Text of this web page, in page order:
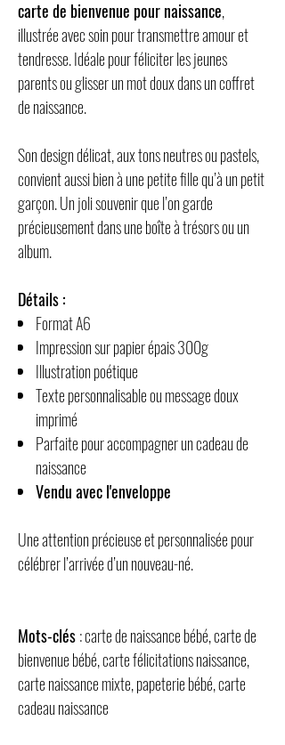
carte de bienvenue pour naissance,
illustrée avec soin pour transmettre amour et
tendresse. Idéale pour féliciter les jeunes
parents ou glisser un mot doux dans un coffret
de naissance.
Son design délicat, aux tons neutres ou pastels,
convient aussi bien à une petite fille qu’à un petit
garçon. Un joli souvenir que l’on garde
précieusement dans une boîte à trésors ou un
album.
Détails :
Format A6
Impression sur papier épais 300g
Illustration poétique
Texte personnalisable ou message doux
imprimé
Parfaite pour accompagner un cadeau de
naissance
Vendu avec l'enveloppe
Une attention précieuse et personnalisée pour
célébrer l’arrivée d’un nouveau-né.
Mots-clés: carte de naissance bébé, carte de
bienvenue bébé, carte félicitations naissance,
carte naissance mixte, papeterie bébé, carte
cadeau naissance